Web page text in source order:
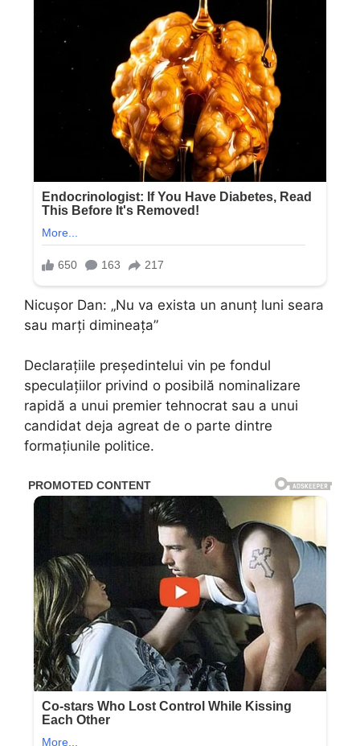
Nicușor Dan: „Nu va exista un anunț luni seara
sau marți dimineața”
Declarațiile președintelui vin pe fondul
speculațiilor privind o posibilă nominalizare
rapidă a unui premier tehnocrat sau a unui
candidat deja agreat de o parte dintre
formațiunile politice.